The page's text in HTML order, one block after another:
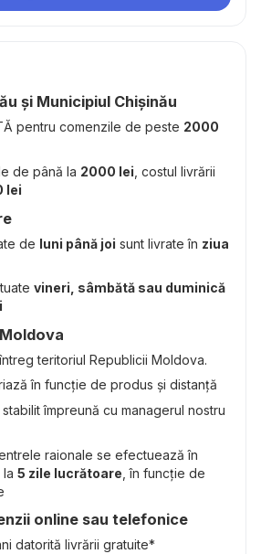
și Municipiul Chișinău
pentru comenzile de peste 2000
de până la 2000 lei , costul livrării
lei
de luni până joi sunt livrate în ziua
vineri, sâmbătă sau duminică
teritoriul Republicii Moldova.
în funcție de produs și distanță
împreună cu managerul nostru
raionale se efectuează în
5 zile lucrătoare , în funcție de
online sau telefonice
datorită livrării gratuite*